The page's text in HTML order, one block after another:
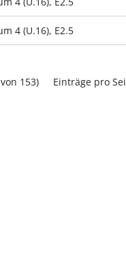
4 (U.16), E2.5
153) Einträge pro